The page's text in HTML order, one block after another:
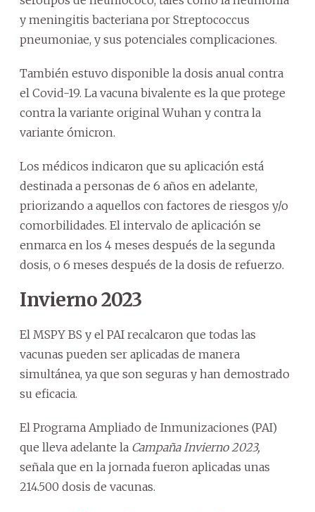
y meningitis bacteriana por Streptococcus
pneumoniae, y sus potenciales complicaciones.
También estuvo disponible la dosis anual contra
el Covid-19. La vacuna bivalente es la que protege
contra la variante original Wuhan y contra la
variante ómicron.
Los médicos indicaron que su aplicación está
destinada a personas de 6 años en adelante,
priorizando a aquellos con factores de riesgos y/o
comorbilidades. El intervalo de aplicación se
enmarca en los 4 meses después de la segunda
dosis, o 6 meses después de la dosis de refuerzo.
Invierno 2023
El MSPY BS y el PAI recalcaron que todas las
vacunas pueden ser aplicadas de manera
simultánea, ya que son seguras y han demostrado
su eficacia.
El Programa Ampliado de Inmunizaciones (PAI)
que lleva adelante la Campaña Invierno 2023,
señala que en la jornada fueron aplicadas unas
214.500 dosis de vacunas.